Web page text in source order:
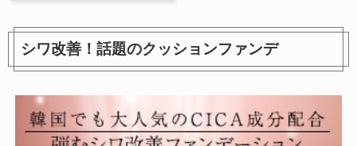
シワ改善！話題のクッションファンデ